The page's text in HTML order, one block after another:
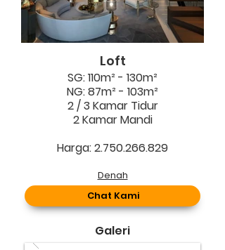
Loft
SG: 110m² - 130m²
NG: 87m² - 103m²
2 / 3 Kamar Tidur
2 Kamar Mandi
Harga: 2.750.266.829
Denah
Chat Kami
Galeri